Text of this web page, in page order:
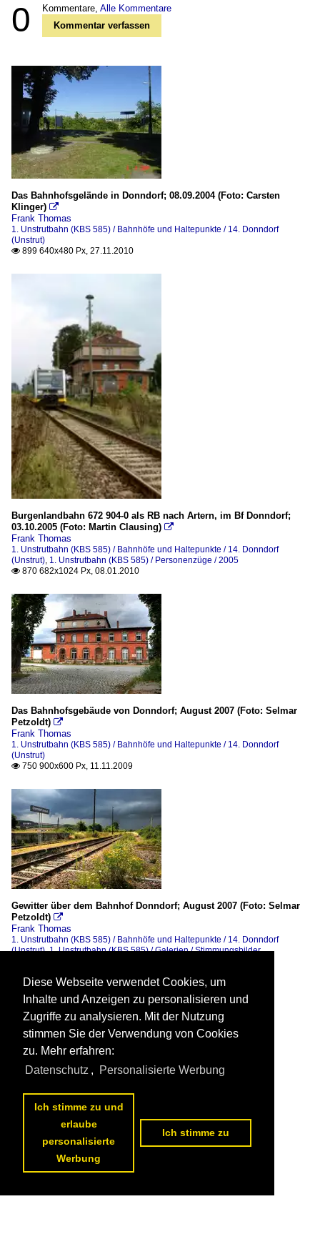
0 Kommentare, Alle Kommentare
Kommentar verfassen
Das Bahnhofsgelände in Donndorf; 08.09.2004 (Foto: Carsten
Klinger) 
Frank Thomas
1. Unstrutbahn (KBS 585) / Bahnhöfe und Haltepunkte / 14. Donndorf
(Unstrut)
 899 640x480 Px, 27.11.2010
Burgenlandbahn 672 904-0 als RB nach Artern, im Bf Donndorf;
03.10.2005 (Foto: Martin Clausing) 
Frank Thomas
1. Unstrutbahn (KBS 585) / Bahnhöfe und Haltepunkte / 14. Donndorf
(Unstrut), 1. Unstrutbahn (KBS 585) / Personenzüge / 2005
 870 682x1024 Px, 08.01.2010
Das Bahnhofsgebäude von Donndorf; August 2007 (Foto: Selmar
Petzoldt) 
Frank Thomas
1. Unstrutbahn (KBS 585) / Bahnhöfe und Haltepunkte / 14. Donndorf
(Unstrut)
 750 900x600 Px, 11.11.2009
Gewitter über dem Bahnhof Donndorf; August 2007 (Foto: Selmar
Petzoldt) 
Frank Thomas
1. Unstrutbahn (KBS 585) / Bahnhöfe und Haltepunkte / 14. Donndorf
(Unstrut),1. Unstrutbahn (KBS 585) / Galerien / Stimmungsbilder
Diese Webseite verwendet Cookies, um
Inhalte und Anzeigen zu personalisieren und
Zugriffe zu analysieren. Mit der Nutzung
stimmen Sie der Verwendung von Cookies
zu. Mehr erfahren:
Datenschutz , Personalisierte Werbung
Ich stimme zu und
erlaube
personalisierte
Werbung
Ich stimme zu